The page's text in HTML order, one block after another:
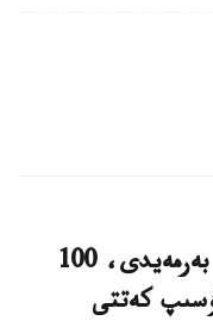
120 بالل دا گرانتقا كەپىلدىك بەرمەيدى، 100
كەتتى